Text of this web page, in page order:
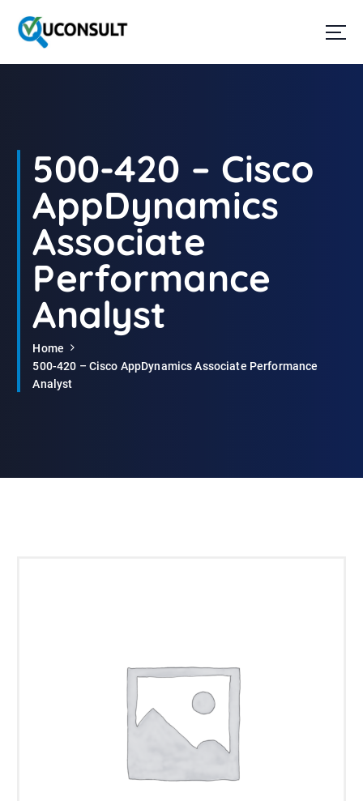
a
500-420 – Cisco
AppDynamics
Associate
Performance
Analyst
Home
500-420 – Cisco AppDynamics Associate Performance
Analyst